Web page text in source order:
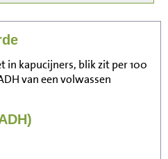
in kapucijners, blik zit per 100
van een volwassen